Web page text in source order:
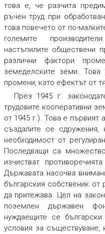
това е, че разчита
ръчен труд при
това повечето от по-
големите
настъпилите обществени
различни фактори
земеделските земи. Това
промени, като ефектът от
През 1945 г.
трудовите кооперативни
от 1945 г.). Това е първият
създалите се сдружения,
необходимост от
Последващи са
изчистват
Държавата насочва
българския собственик
да притежава. Цел на
поземлен държавен
нуждаещите се
условия за съществуване,